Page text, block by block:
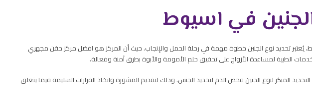
في اسيوط
يُعتبر تحديد نوع الجنين خطوة مهمة في رحلة الحمل والإنجاب. حيث أن المركز هو افضل مركز حقن مجهري
الطبية لمساعدة الأزواج على تحقيق حلم الأمومة والأبوة بطرق آمنة وفعالة.
المبكر لنوع الجنين فحص الدم لتحديد الجنس. وذلك لتقديم المشورة واتخاذ القرارات السليمة فيما يتعلق